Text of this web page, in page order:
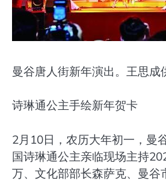
曼谷唐人街新年演出。王思成
诗琳通公主手绘新年贺卡
2月10日，农历大年初一，曼
国诗琳通公主亲临现场主持
万、文化部部长森萨克、曼谷